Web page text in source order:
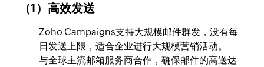
（1）高效发送
Zoho Campaigns支持大规模邮件群发，没有每
日发送上限，适合企业进行大规模营销活动。
与全球主流邮箱服务商合作，确保邮件的高送达